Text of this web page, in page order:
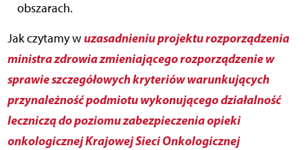
obszarach.
Jak czytamy wuzasadnieniu projektu rozporządzenia
ministra zdrowia zmieniającego rozporządzenie w
sprawie szczegółowych kryteriów warunkujących
przynależność podmiotu wykonującego działalność
leczniczą do poziomu zabezpieczenia opieki
onkologicznej Krajowej Sieci Onkologicznej